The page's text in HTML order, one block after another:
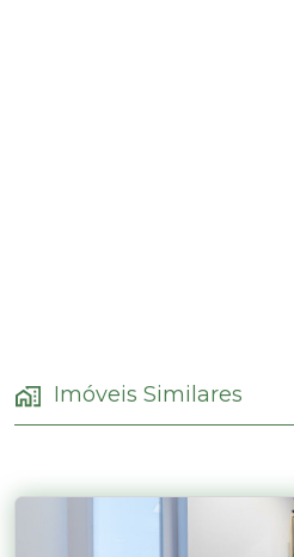
Imóveis Similares